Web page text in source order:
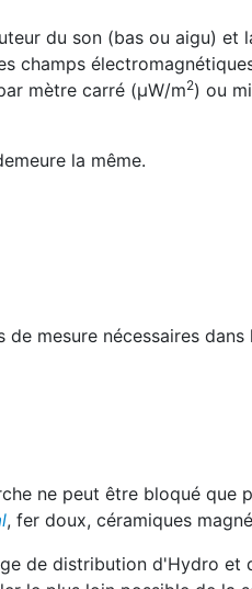
du son (bas ou aigu) et
champs
mètre carré (µW/m2) ou
la même.
mesure nécessaires
ne peut être bloqué que
, fer doux, céramiques
de distribution d'Hydro et